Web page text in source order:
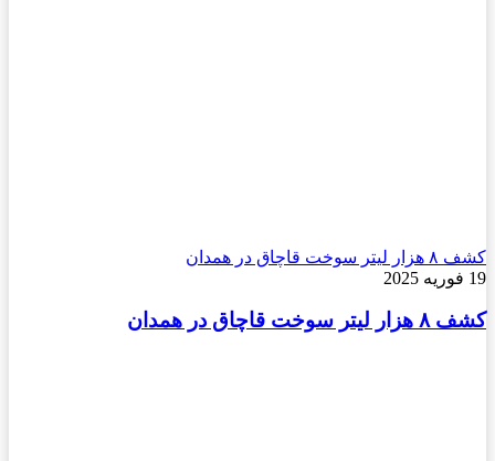
کشف ۸ هزار لیتر سوخت قاچاق در همدان
19 فوریه 2025
کشف ۸ هزار لیتر سوخت قاچاق در همدان